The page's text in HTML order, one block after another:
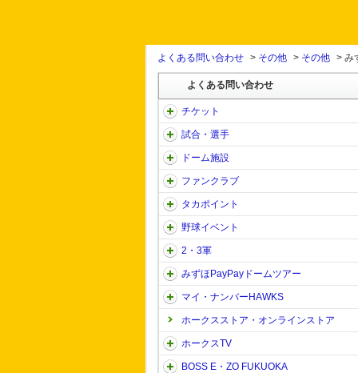
よくある問い合わせ > その他 > その他 > み
よくある問い合わせ
チケット
試合・選手
ドーム施設
ファンクラブ
タカポイント
野球イベント
2・3軍
みずほPayPayドームツアー
マイ・ナンバーHAWKS
ホークスストア・オンラインストア
ホークスTV
BOSS E・ZO FUKUOKA